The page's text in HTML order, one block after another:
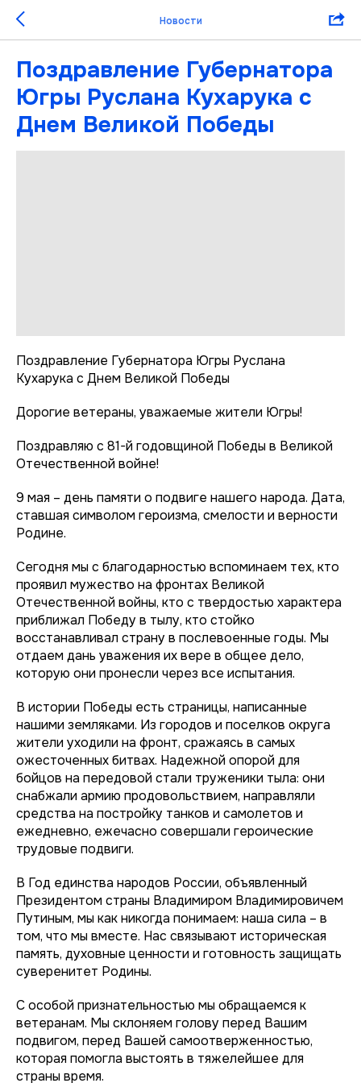
Новости
Поздравление Губернатора
Югры Руслана Кухарука с
Днем Великой Победы
Поздравление Губернатора Югры Руслана
Кухарука с Днем Великой Победы
Дорогие ветераны, уважаемые жители Югры!
Поздравляю с 81-й годовщиной Победы в Великой
Отечественной войне!
9 мая – день памяти о подвиге нашего народа. Дата,
ставшая символом героизма, смелости и верности
Родине.
Сегодня мы с благодарностью вспоминаем тех, кто
проявил мужество на фронтах Великой
Отечественной войны, кто с твердостью характера
приближал Победу в тылу, кто стойко
восстанавливал страну в послевоенные годы. Мы
отдаем дань уважения их вере в общее дело,
которую они пронесли через все испытания.
В истории Победы есть страницы, написанные
нашими земляками. Из городов и поселков округа
жители уходили на фронт, сражаясь в самых
ожесточенных битвах. Надежной опорой для
бойцов на передовой стали труженики тыла: они
снабжали армию продовольствием, направляли
средства на постройку танков и самолетов и
ежедневно, ежечасно совершали героические
трудовые подвиги.
В Год единства народов России, объявленный
Президентом страны Владимиром Владимировичем
Путиным, мы как никогда понимаем: наша сила – в
том, что мы вместе. Нас связывают историческая
память, духовные ценности и готовность защищать
суверенитет Родины.
С особой признательностью мы обращаемся к
ветеранам. Мы склоняем голову перед Вашим
подвигом, перед Вашей самоотверженностью,
которая помогла выстоять в тяжелейшее для
страны время.